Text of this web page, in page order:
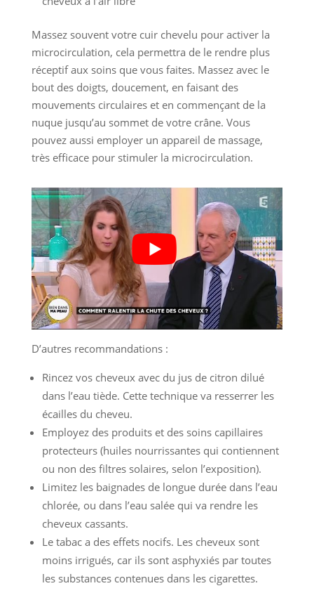
Massez souvent votre cuir chevelu pour activer la
microcirculation, cela permettra de le rendre plus
réceptif aux soins que vous faites. Massez avec le
bout des doigts, doucement, en faisant des
mouvements circulaires et en commençant de la
nuque jusqu’au sommet de votre crâne. Vous
pouvez aussi employer un appareil de massage,
très efficace pour stimuler la microcirculation.
D’autres recommandations :
Rincez vos cheveux avec du jus de citron dilué
dans l’eau tiède. Cette technique va resserrer les
écailles du cheveu.
Employez des produits et des soins capillaires
protecteurs (huiles nourrissantes qui contiennent
ou non des filtres solaires, selon l’exposition).
Limitez les baignades de longue durée dans l’eau
chlorée, ou dans l’eau salée qui va rendre les
cheveux cassants.
Le tabac a des effets nocifs. Les cheveux sont
moins irrigués, car ils sont asphyxiés par toutes
les substances contenues dans les cigarettes.